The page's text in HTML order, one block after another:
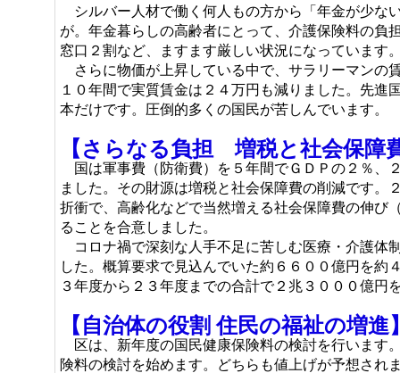
シルバー人材で働く何人もの方から「年金が少な
が。年金暮らしの高齢者にとって、介護保険料の負
窓口２割など、ますます厳しい状況になっています
さらに物価が上昇している中で、サラリーマンの
１０年間で実質賃金は２４万円も減りました。先進
本だけです。圧倒的多くの国民が苦しんでいます。
【さらなる負担 増税と社会保障
国は軍事費（防衛費）を５年間でＧＤＰの２％、
ました。その財源は増税と社会保障費の削減です。
折衝で、高齢化などで当然増える社会保障費の伸び
ることを合意しました。
コロナ禍で深刻な人手不足に苦しむ医療・介護体
した。概算要求で見込んでいた約６６００億円を
３年度から２３年度までの合計で２兆３０００億円
【自治体の役割 住民の福祉の増進
区は、新年度の国民健康保険料の検討を行います
険料の検討を始めます。どちらも値上げが予想され